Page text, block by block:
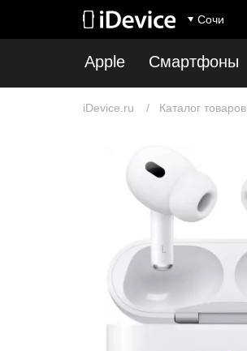
Сочи
Apple Смартфоны
iDevice.ru Каталог товаров